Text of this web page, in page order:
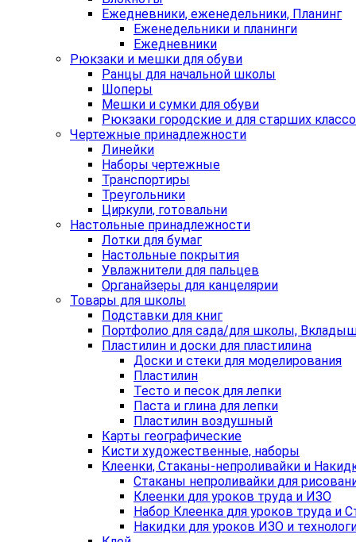
Ежедневники, еженедельники, Планинг
Еженедельники и планинги
Ежедневники
Рюкзаки и мешки для обуви
Ранцы для начальной школы
Шоперы
Мешки и сумки для обуви
Рюкзаки городские и для старших
Чертежные принадлежности
Линейки
Наборы чертежные
Транспортиры
Треугольники
Циркули, готовальни
Настольные принадлежности
Лотки для бумаг
Настольные покрытия
Увлажнители для пальцев
Органайзеры для канцелярии
Товары для школы
Подставки для книг
Портфолио для сада/для школы,
Пластилин и доски для пластилина
Доски и стеки для моделирования
Пластилин
Тесто и песок для лепки
Паста и глина для лепки
Пластилин воздушный
Карты географические
Кисти художественные, наборы
Клеенки, Стаканы-непроливайки и
Стаканы непроливайки для
Клеенки для уроков труда и ИЗО
Набор Клеенка для уроков труда и
Накидки для уроков ИЗО и